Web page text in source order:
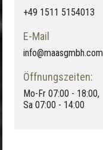
+49 1511 5154013
E-Mail
info@maasgmbh.com
Öffnungszeiten:
Mo-Fr 07:00 - 18:00,
Sa 07:00 - 14:00